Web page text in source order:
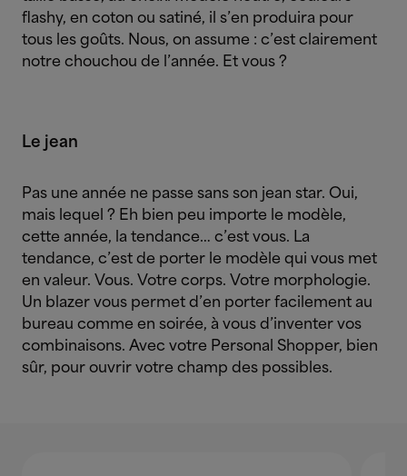
flashy, en coton ou satiné, il s’en produira pour
tous les goûts. Nous, on assume : c’est clairement
notre chouchou de l’année. Et vous ?
Le jean
Pas une année ne passe sans son jean star. Oui,
mais lequel ? Eh bien peu importe le modèle,
cette année, la tendance… c’est vous. La
tendance, c’est de porter le modèle qui vous met
en valeur. Vous. Votre corps. Votre morphologie.
Un blazer vous permet d’en porter facilement au
bureau comme en soirée, à vous d’inventer vos
combinaisons. Avec votre Personal Shopper, bien
sûr, pour ouvrir votre champ des possibles.